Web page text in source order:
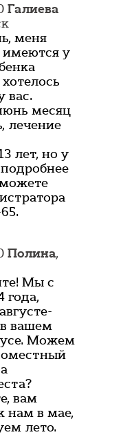
Галиева
меня
имеются у
вас.
месяц
лечение
лет, но у
Полина,
Мы с
в вашем
Можем
вам
нам в мае,
лето.